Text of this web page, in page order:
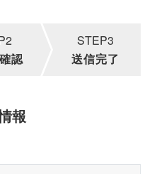
認
STEP3
送信完了
報